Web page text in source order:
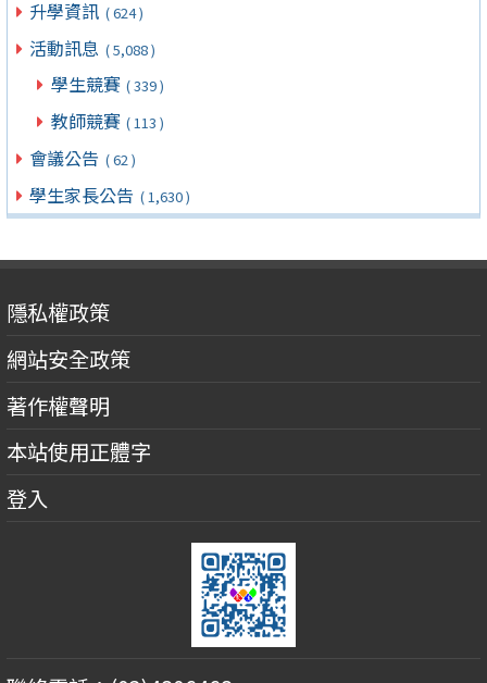
升學資訊 ( 624 )
活動訊息 ( 5,088 )
學生競賽 ( 339 )
教師競賽 ( 113 )
會議公告 ( 62 )
學生家長公告 ( 1,630 )
隱私權政策
網站安全政策
著作權聲明
本站使用正體字
登入